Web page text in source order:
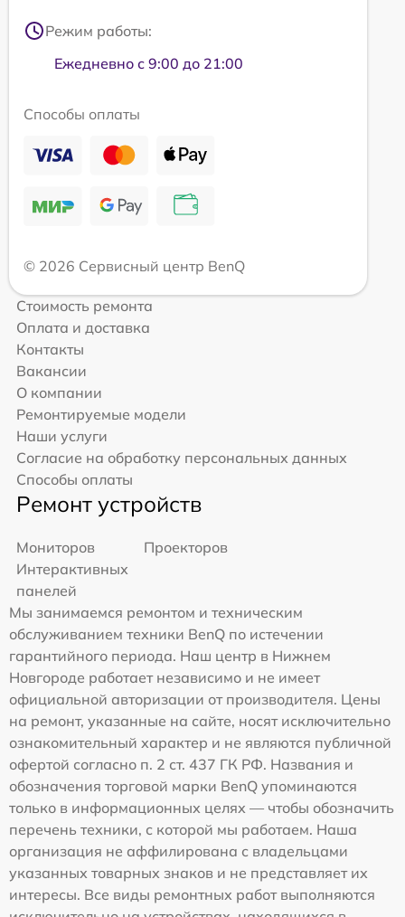
Режим работы:
Ежедневно с 9:00 до 21:00
Способы оплаты
© 2026 Сервисный центр BenQ
Стоимость ремонта
Оплата и доставка
Контакты
Вакансии
О компании
Ремонтируемые модели
Наши услуги
Согласие на обработку персональных данных
Способы оплаты
Ремонт устройств
Мониторов
Проекторов
Интерактивных
панелей
Мы занимаемся ремонтом и техническим
обслуживанием техники BenQ по истечении
гарантийного периода. Наш центр в Нижнем
Новгороде работает независимо и не имеет
официальной авторизации от производителя. Цены
на ремонт, указанные на сайте, носят исключительно
ознакомительный характер и не являются публичной
офертой согласно п. 2 ст. 437 ГК РФ. Названия и
обозначения торговой марки BenQ упоминаются
только в информационных целях — чтобы обозначить
перечень техники, с которой мы работаем. Наша
организация не аффилирована с владельцами
указанных товарных знаков и не представляет их
интересы. Все виды ремонтных работ выполняются